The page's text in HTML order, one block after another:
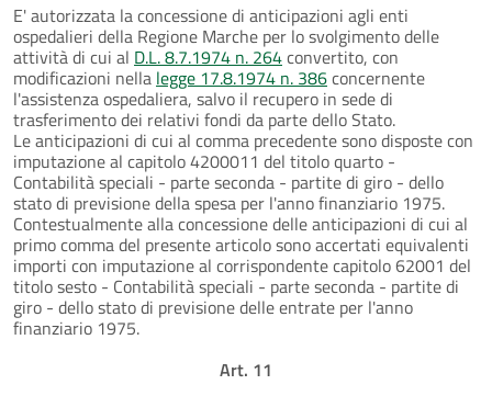
E' autorizzata la concessione di anticipazioni agli enti
ospedalieri della Regione Marche per lo svolgimento delle
attività di cui al D.L. 8.7.1974 n. 264convertito, con
modificazioni nella legge 17.8.1974 n. 386concernente
l'assistenza ospedaliera, salvo il recupero in sede di
trasferimento dei relativi fondi da parte dello Stato.
Le anticipazioni di cui al comma precedente sono disposte con
imputazione al capitolo 4200011 del titolo quarto -
Contabilità speciali - parte seconda - partite di giro - dello
stato di previsione della spesa per l'anno finanziario 1975.
Contestualmente alla concessione delle anticipazioni di cui al
primo comma del presente articolo sono accertati equivalenti
importi con imputazione al corrispondente capitolo 62001 del
titolo sesto - Contabilità speciali - parte seconda - partite di
giro - dello stato di previsione delle entrate per l'anno
finanziario 1975.
Art. 11